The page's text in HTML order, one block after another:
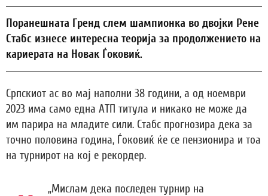
Поранешната Гренд слем шампионка во двојки Рене
Стабс изнесе интересна теорија за продолжението на
кариерата на Новак Ѓоковиќ.
Српскиот ас во мај наполни 38 години, а од ноември
2023 има само една АТП титула и никако не може да
им парира на младите сили. Стабс прогнозира дека за
точно половина година, Ѓоковиќ ќе се пензионира и тоа
на турнирот на кој е рекордер.
„Мислам дека последен турнир на